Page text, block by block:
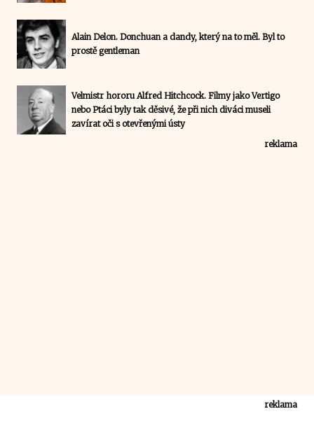
Alain Delon. Donchuan a dandy, který na to měl. Byl to
prostě gentleman
Velmistr hororu Alfred Hitchcock. Filmy jako Vertigo
nebo Ptáci byly tak děsivé, že při nich diváci museli
zavírat oči s otevřenými ústy
reklama
reklama